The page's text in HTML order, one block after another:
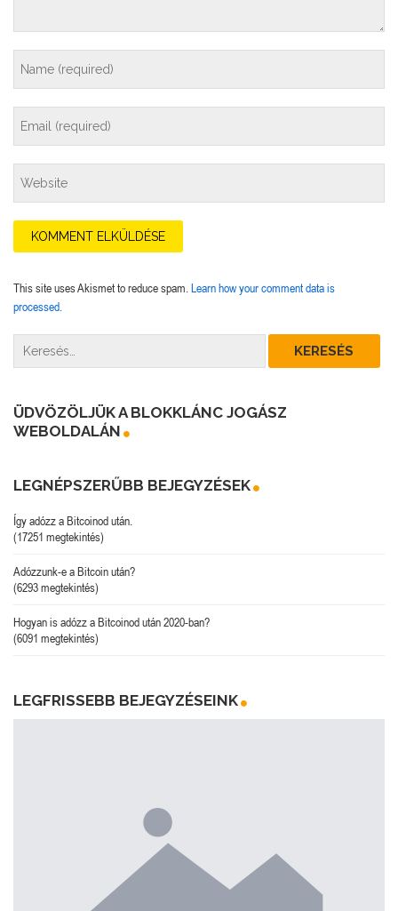
This site uses Akismet to reduce spam. Learn how your comment data is
processed.
ÜDVÖZÖLJÜK A BLOKKLÁNC JOGÁSZ
WEBOLDALÁN
LEGNÉPSZERŰBB BEJEGYZÉSEK
Így adózz a Bitcoinod után.
(17251 megtekintés)
Adózzunk-e a Bitcoin után?
(6293 megtekintés)
Hogyan is adózz a Bitcoinod után 2020-ban?
(6091 megtekintés)
LEGFRISSEBB BEJEGYZÉSEINK